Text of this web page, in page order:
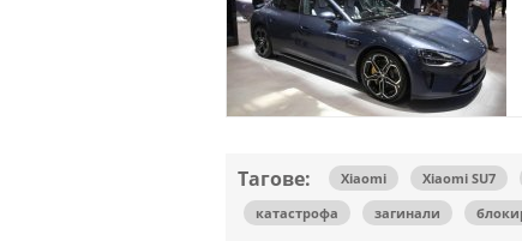
Тагове: Xiaomi Xiaomi SU7
катастрофа
загинали